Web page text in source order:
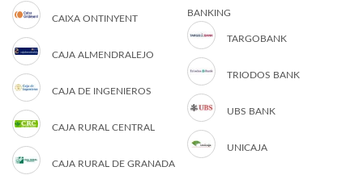
CAIXA ONTINYENT
CAJA ALMENDRALEJO
CAJA DE INGENIEROS
CAJA RURAL CENTRAL
CAJA RURAL DE GRANADA
BANKING
TARGOBANK
TRIODOS BANK
UBS BANK
UNICAJA